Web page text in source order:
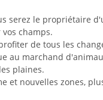
serez le propriétaire
champs.
de tous les
au marchand
plaines.
et nouvelles zones,